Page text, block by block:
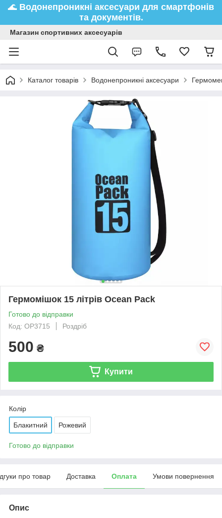
🌊 Водонепроникні аксесуари для смартфонів
та документів.
Магазин спортивних аксесуарів
Каталог товарів Водонепроникні аксесуари
Гермомішок 15 літрів Ocean Pack
Готово до відправки
Код: OP3715
Роздріб
500 ₴
Купити
Колір
Блакитний Рожевий
Готово до відправки
про товар Доставка Оплата Умови повернення
Опис